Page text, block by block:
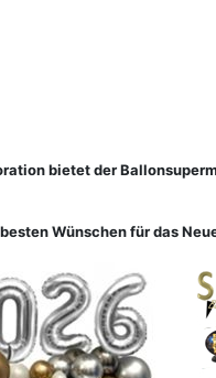
bietet der
Wünschen für das